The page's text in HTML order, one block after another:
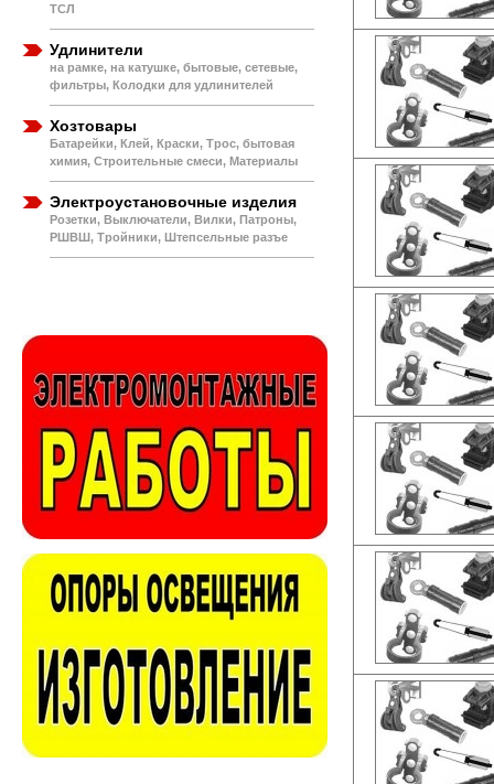
ТСЛ
Удлинители
на рамке, на катушке, бытовые, сетевые,
фильтры, Колодки для удлинителей
Хозтовары
Батарейки, Клей, Краски, Трос, бытовая
химия, Строительные смеси, Материалы
Электроустановочные изделия
Розетки, Выключатели, Вилки, Патроны,
РШВШ, Тройники, Штепсельные разъе